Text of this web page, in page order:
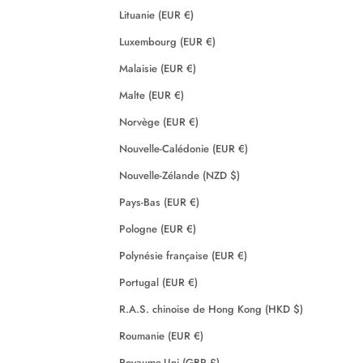
Lituanie (EUR €)
Luxembourg (EUR €)
Malaisie (EUR €)
Malte (EUR €)
Norvège (EUR €)
Nouvelle-Calédonie (EUR €)
Nouvelle-Zélande (NZD $)
Pays-Bas (EUR €)
Pologne (EUR €)
Polynésie française (EUR €)
Portugal (EUR €)
R.A.S. chinoise de Hong Kong (HKD $)
Roumanie (EUR €)